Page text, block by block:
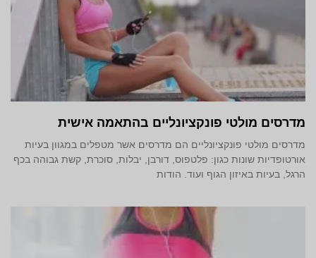
מדרסים מולטי פונקציונליים בהתאמה אישית
מדרסים מולטי פונקציונליים הם מדרסים אשר מטפלים במגוון בעיות
אורטופדיות שונות כגון: פלטפוס, דורבן, יבלות, סוכרת, קשת גבוהה בכף
הרגל, בעיות באיזון הגוף ועוד. הודות